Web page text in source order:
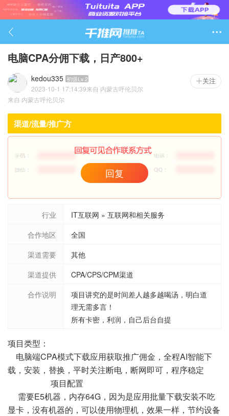

电脑CPA分佣下载，日产800+
kedou335 初级Lv.2
2023-10-1 17:14:39来自 内蒙古呼伦贝尔
269
关注
来自 内蒙古呼伦贝尔
渠道/流量/推广方
回复
行业
IT互联网 » 互联网和相关服务
合作地区
全国
渠道需要
其他
渠道提供
CPA/CPS/CPM渠道
合作说明
项目讲究的是时间差人越多越喝汤，明白道
理无需多言！
所有卡密，利润，自己后台自提
项目类型：
电脑端CPA模式下载应用获取推广佣金，全程AI智能下
载，安装，替换，平时关注断电，断网即可，程序稳定
项目配置
需要E5机器，内存64G，因为是应用批量下载安装不吃
显卡，没有机器的，可以使用物理机，效果一样，节约设备